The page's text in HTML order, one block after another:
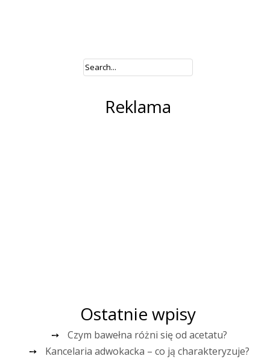
Reklama
Ostatnie wpisy
Czym bawełna różni się od acetatu?
Kancelaria adwokacka – co ją charakteryzuje?